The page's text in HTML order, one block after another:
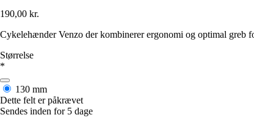
190,00 kr.
Cykelehænder Venzo der kombinerer ergonomi og optimal
Størrelse
*
130 mm
Dette felt er påkrævet
Sendes inden for 5 dage